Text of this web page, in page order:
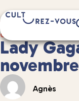
Culture
5 minute(s) de
Lady
Agnès